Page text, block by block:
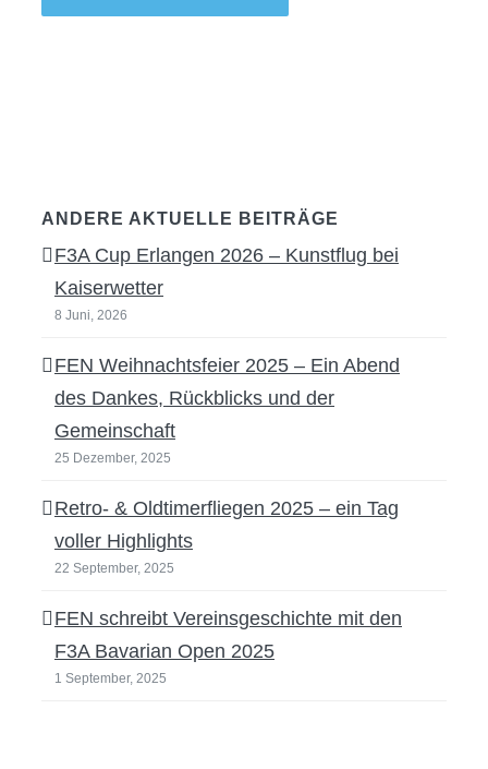
ANDERE AKTUELLE BEITRÄGE
F3A Cup Erlangen 2026 – Kunstflug bei
Kaiserwetter
8 Juni, 2026
FEN Weihnachtsfeier 2025 – Ein Abend
des Dankes, Rückblicks und der
Gemeinschaft
25 Dezember, 2025
Retro- & Oldtimerfliegen 2025 – ein Tag
voller Highlights
22 September, 2025
FEN schreibt Vereinsgeschichte mit den
F3A Bavarian Open 2025
1 September, 2025